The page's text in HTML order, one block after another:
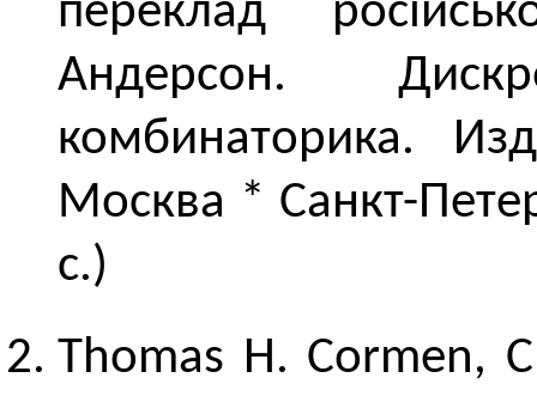
переклад
Андерсон.
комбинаторика.
Москва * Санкт-
с.)
Thomas H. Cormen,